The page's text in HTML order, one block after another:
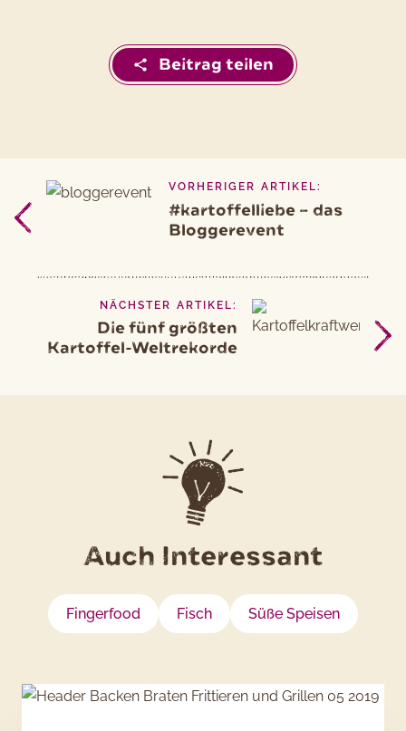
Beitrag teilen
Beitragsnavigation
Vorheriger
Artikel
VORHERIGER ARTIKEL:
#kartoffelliebe – das
Bloggerevent
NÄCHSTER ARTIKEL:
Die fünf größten
Kartoffel-Weltrekorde
Auch Interessant
Fingerfood Fisch Süße Speisen